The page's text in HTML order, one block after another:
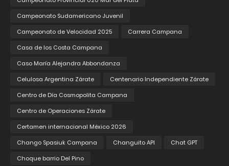
Campeonato Sudamericano Juvenil
Campeonato de Velocidad 2025
Carrera Campana
Casa de los Costa Campana
Caso María Alejandra Abbondanza
Celulosa Argentina Zárate
Centenario Independiente Zárate
Centro de Día Cosmopolita Campana
Centro de Operaciones Zárate
Certamen internacional México 2026
Chango Spasiuk Campana
Changuito API
Chat GPT
Choque barrio Del Pino